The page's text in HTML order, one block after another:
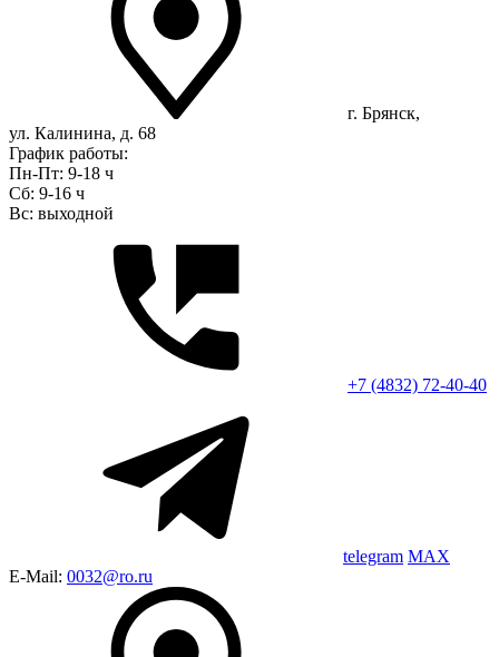
г. Брянск,
ул. Калинина, д. 68
График работы:
Пн-Пт: 9-18 ч
Сб: 9-16 ч
Вс: выходной
+7 (4832) 72-40-40
telegram MAX
E-Mail: 0032@ro.ru